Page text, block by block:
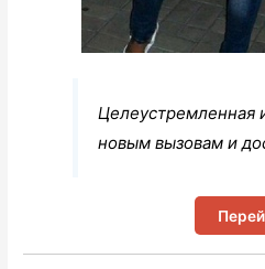
Целеустремленная
новым вызовам и